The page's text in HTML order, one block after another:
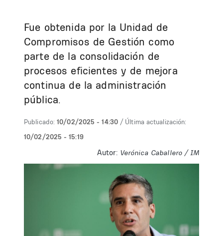
Fue obtenida por la Unidad de
Compromisos de Gestión como
parte de la consolidación de
procesos eficientes y de mejora
continua de la administración
pública.
Publicado: 10/02/2025 - 14:30 / Última actualización:
10/02/2025 - 15:19
Autor: Verónica Caballero / IM